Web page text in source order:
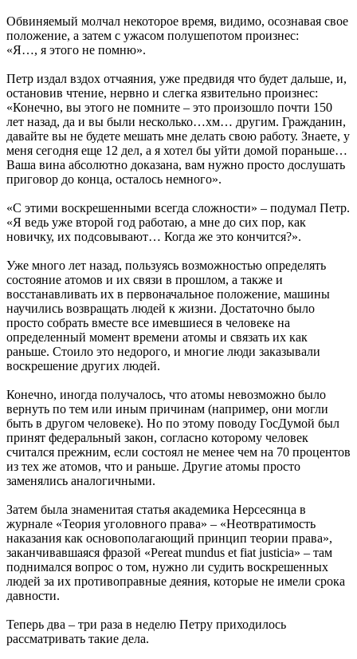
Обвиняемый молчал некоторое время, видимо, осознавая свое
положение, а затем с ужасом полушепотом произнес:
«Я…, я этого не помню».
Петр издал вздох отчаяния, уже предвидя что будет дальше, и,
остановив чтение, нервно и слегка язвительно произнес:
«Конечно, вы этого не помните – это произошло почти 150
лет назад, да и вы были несколько…хм… другим. Гражданин,
давайте вы не будете мешать мне делать свою работу. Знаете, у
меня сегодня еще 12 дел, а я хотел бы уйти домой пораньше…
Ваша вина абсолютно доказана, вам нужно просто дослушать
приговор до конца, осталось немного».
«С этими воскрешенными всегда сложности» – подумал Петр.
«Я ведь уже второй год работаю, а мне до сих пор, как
новичку, их подсовывают… Когда же это кончится?».
Уже много лет назад, пользуясь возможностью определять
состояние атомов и их связи в прошлом, а также и
восстанавливать их в первоначальное положение, машины
научились возвращать людей к жизни. Достаточно было
просто собрать вместе все имевшиеся в человеке на
определенный момент времени атомы и связать их как
раньше. Стоило это недорого, и многие люди заказывали
воскрешение других людей.
Конечно, иногда получалось, что атомы невозможно было
вернуть по тем или иным причинам (например, они могли
быть в другом человеке). Но по этому поводу ГосДумой был
принят федеральный закон, согласно которому человек
считался прежним, если состоял не менее чем на 70 процентов
из тех же атомов, что и раньше. Другие атомы просто
заменялись аналогичными.
Затем была знаменитая статья академика Нерсесянца в
журнале «Теория уголовного права» – «Неотвратимость
наказания как основополагающий принцип теории права»,
заканчивавшаяся фразой «Pereat mundus et fiat justicia» – там
поднимался вопрос о том, нужно ли судить воскрешенных
людей за их противоправные деяния, которые не имели срока
давности.
Теперь два – три раза в неделю Петру приходилось
рассматривать такие дела.